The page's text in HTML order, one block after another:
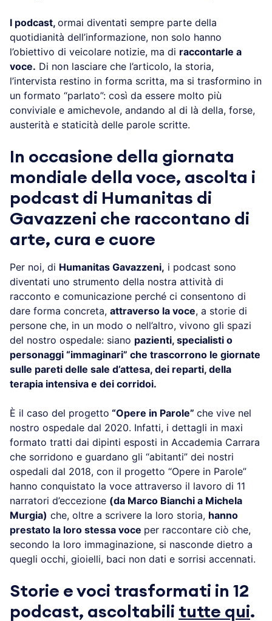
I podcast, ormai diventati sempre parte della
quotidianità dell’informazione, non solo hanno
l’obiettivo di veicolare notizie, ma di raccontarle a
voce. Di non lasciare che l’articolo, la storia,
l’intervista restino in forma scritta, ma si trasformino in
un formato “parlato”: così da essere molto più
conviviale e amichevole, andando al di là della, forse,
austerità e staticità delle parole scritte.
In occasione della giornata
mondiale della voce, ascolta i
podcast di Humanitas di
Gavazzeni che raccontano di
arte, cura e cuore
Per noi, di Humanitas Gavazzeni, i podcast sono
diventati uno strumento della nostra attività di
racconto e comunicazione perché ci consentono di
dare forma concreta, attraverso la voce, a storie di
persone che, in un modo o nell’altro, vivono gli spazi
del nostro ospedale: siano pazienti, specialisti o
personaggi “immaginari” che trascorrono le giornate
sulle pareti delle sale d’attesa, dei reparti, della
terapia intensiva e dei corridoi.
È il caso del progetto “Opere in Parole” che vive nel
nostro ospedale dal 2020. Infatti, i dettagli in maxi
formato tratti dai dipinti esposti in Accademia Carrara
che sorridono e guardano gli “abitanti” dei nostri
ospedali dal 2018, con il progetto “Opere in Parole”
hanno conquistato la voce attraverso il lavoro di 11
narratori d’eccezione (da Marco Bianchi a Michela
Murgia) che, oltre a scrivere la loro storia, hanno
prestato la loro stessa voce per raccontare ciò che,
secondo la loro immaginazione, si nasconde dietro a
quegli occhi, gioielli, baci non dati e sorrisi accennati.
Storie e voci trasformati in 12
podcast, ascoltabili tutte qui.